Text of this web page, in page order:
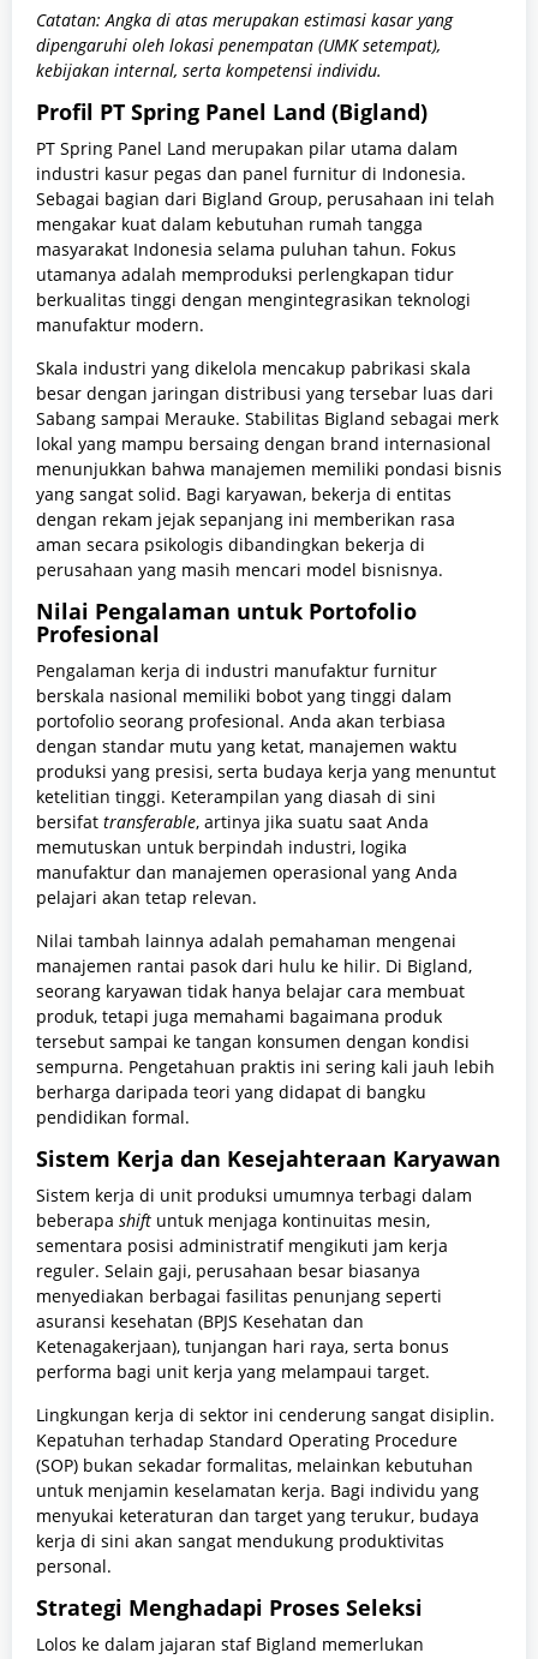
Catatan: Angka di atas merupakan estimasi kasar yang
dipengaruhi oleh lokasi penempatan (UMK setempat),
kebijakan internal, serta kompetensi individu.
Profil PT Spring Panel Land (Bigland)
PT Spring Panel Land merupakan pilar utama dalam
industri kasur pegas dan panel furnitur di Indonesia.
Sebagai bagian dari Bigland Group, perusahaan ini telah
mengakar kuat dalam kebutuhan rumah tangga
masyarakat Indonesia selama puluhan tahun. Fokus
utamanya adalah memproduksi perlengkapan tidur
berkualitas tinggi dengan mengintegrasikan teknologi
manufaktur modern.
Skala industri yang dikelola mencakup pabrikasi skala
besar dengan jaringan distribusi yang tersebar luas dari
Sabang sampai Merauke. Stabilitas Bigland sebagai merk
lokal yang mampu bersaing dengan brand internasional
menunjukkan bahwa manajemen memiliki pondasi bisnis
yang sangat solid. Bagi karyawan, bekerja di entitas
dengan rekam jejak sepanjang ini memberikan rasa
aman secara psikologis dibandingkan bekerja di
perusahaan yang masih mencari model bisnisnya.
Nilai Pengalaman untuk Portofolio
Profesional
Pengalaman kerja di industri manufaktur furnitur
berskala nasional memiliki bobot yang tinggi dalam
portofolio seorang profesional. Anda akan terbiasa
dengan standar mutu yang ketat, manajemen waktu
produksi yang presisi, serta budaya kerja yang menuntut
ketelitian tinggi. Keterampilan yang diasah di sini
bersifat transferable, artinya jika suatu saat Anda
memutuskan untuk berpindah industri, logika
manufaktur dan manajemen operasional yang Anda
pelajari akan tetap relevan.
Nilai tambah lainnya adalah pemahaman mengenai
manajemen rantai pasok dari hulu ke hilir. Di Bigland,
seorang karyawan tidak hanya belajar cara membuat
produk, tetapi juga memahami bagaimana produk
tersebut sampai ke tangan konsumen dengan kondisi
sempurna. Pengetahuan praktis ini sering kali jauh lebih
berharga daripada teori yang didapat di bangku
pendidikan formal.
Sistem Kerja dan Kesejahteraan Karyawan
Sistem kerja di unit produksi umumnya terbagi dalam
beberapa shift untuk menjaga kontinuitas mesin,
sementara posisi administratif mengikuti jam kerja
reguler. Selain gaji, perusahaan besar biasanya
menyediakan berbagai fasilitas penunjang seperti
asuransi kesehatan (BPJS Kesehatan dan
Ketenagakerjaan), tunjangan hari raya, serta bonus
performa bagi unit kerja yang melampaui target.
Lingkungan kerja di sektor ini cenderung sangat disiplin.
Kepatuhan terhadap Standard Operating Procedure
(SOP) bukan sekadar formalitas, melainkan kebutuhan
untuk menjamin keselamatan kerja. Bagi individu yang
menyukai keteraturan dan target yang terukur, budaya
kerja di sini akan sangat mendukung produktivitas
personal.
Strategi Menghadapi Proses Seleksi
Lolos ke dalam jajaran staf Bigland memerlukan